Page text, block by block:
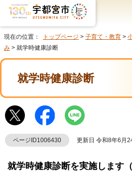
現在の位置： トップページ > 子育て・教育 >
み > 就学時健康診断
就学時健康診断
ページID1006430 更新日 令和8年6月
就学時健康診断を実施します